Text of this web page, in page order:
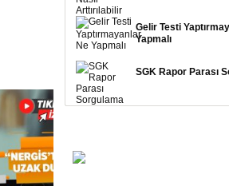
Gelir Testi
Yapmalı
SGK Rapor Parası